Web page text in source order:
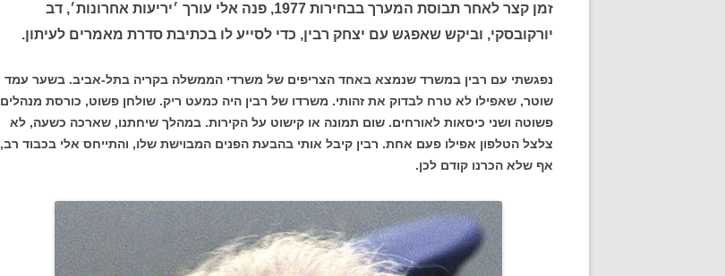
זמן קצר לאחר תבוסת המערך בבחירות 1977, פנה אלי עורך ׳יריעות אחרונות׳, דב
יורקובסקי, וביקש שאפגש עם יצחק רבין, כדי לסייע לו בכתיבת סדרת מאמרים לעיתון.
נפגשתי עם רבין במשרד שנמצא באחד הצריפים של משרדי הממשלה בקריה בתל-אביב. בשער עמד
שוטר, שאפילו לא טרח לבדוק את זהותי. משרדו של רבין היה כמעט ריק. שולחן פשוט, כורסת מנהלים
פשוטה ושני כיסאות לאורחים. שום תמונה או קישוט על הקירות. במהלך שיחתנו, שארכה כשעה, לא
צלצל הטלפון אפילו פעם אחת. רבין קיבל אותי בהבעת הפנים המבוישת שלו, והתייחס אלי בכבוד רב,
אף שלא הכרנו קודם לכן.